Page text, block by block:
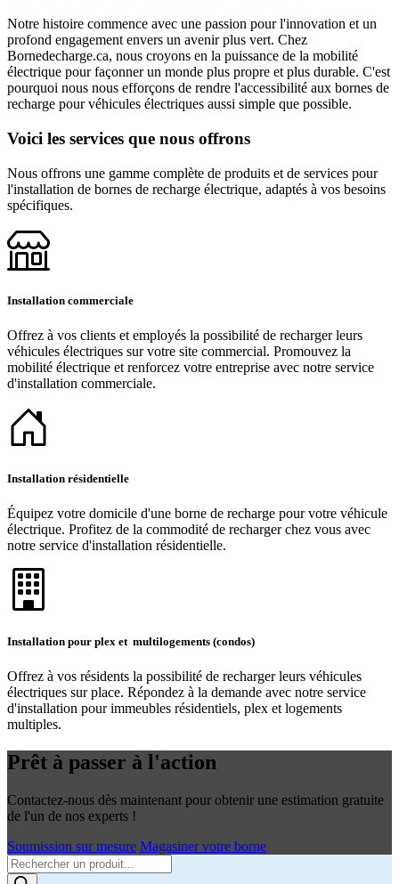
Notre histoire commence avec une passion pour l'innovation et un
profond engagement envers un avenir plus vert. Chez
Bornedecharge.ca, nous croyons en la puissance de la mobilité
électrique pour façonner un monde plus propre et plus durable. C'est
pourquoi nous nous efforçons de rendre l'accessibilité aux bornes de
recharge pour véhicules électriques aussi simple que possible.
Voici les services que nous offrons
Nous offrons une gamme complète de produits et de services pour
l'installation de bornes de recharge électrique, adaptés à vos besoins
spécifiques.
Installation commerciale
Offrez à vos clients et employés la possibilité de recharger leurs
véhicules électriques sur votre site commercial. Promouvez la
mobilité électrique et renforcez votre entreprise avec notre service
d'installation commerciale.
Installation résidentielle
Équipez votre domicile d'une borne de recharge pour votre véhicule
électrique. Profitez de la commodité de recharger chez vous avec
notre service d'installation résidentielle.
Installation pour plex et multilogements (condos)
Offrez à vos résidents la possibilité de recharger leurs véhicules
électriques sur place. Répondez à la demande avec notre service
d'installation pour immeubles résidentiels, plex et logements
multiples.
Prêt à passer à l'action
Contactez-nous dès maintenant pour obtenir une estimation gratuite
de l'un de nos experts !
Soumission sur mesure Magasiner votre borne
Products
search